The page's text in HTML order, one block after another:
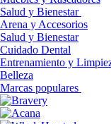
Salud y Bienestar
Arena y Accesorios
Salud y Bienestar
Cuidado Dental
Entrenamiento y
Belleza
Marcas populares